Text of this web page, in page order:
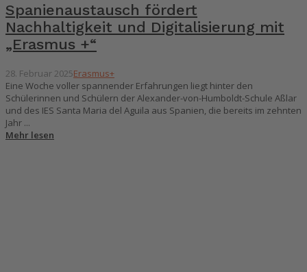
Spanienaustausch fördert
Nachhaltigkeit und Digitalisierung mit
„Erasmus +“
28. Februar 2025Erasmus+
Eine Woche voller spannender Erfahrungen liegt hinter den
Schülerinnen und Schülern der Alexander-von-Humboldt-Schule Aßlar
und des IES Santa Maria del Aguila aus Spanien, die bereits im zehnten
Jahr ...
Mehr lesen